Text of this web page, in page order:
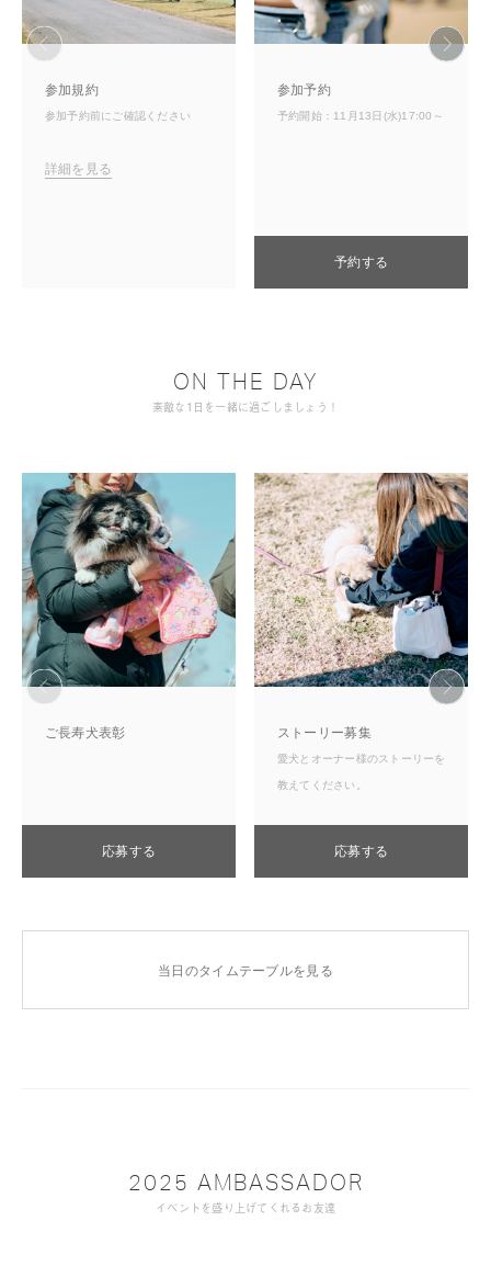
参加規約
参加予約前にご確認ください
詳細を見る
参加予約
予約開始：11月13日(水)17:00～
予約する
ON THE DAY
素敵な1日を一緒に過ごしましょう！
ご長寿犬表彰
応募する
ストーリー募集
愛犬とオーナー様のストーリーを
教えてください。
応募する
当日のタイムテーブルを見る
2025 AMBASSADOR
イベントを盛り上げてくれるお友達